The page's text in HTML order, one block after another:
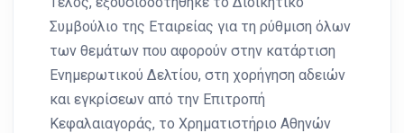
Συμβούλιο της Εταιρείας για τη ρύθμιση όλων
των θεμάτων που αφορούν στην κατάρτιση
Ενημερωτικού Δελτίου, στη χορήγηση αδειών
και εγκρίσεων από την Επιτροπή
Κεφαλαιαγοράς, το Χρηματιστήριο Αθηνών